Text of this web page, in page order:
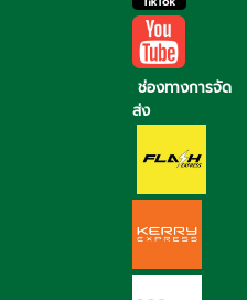
ช่องทางการจัด
ส่ง